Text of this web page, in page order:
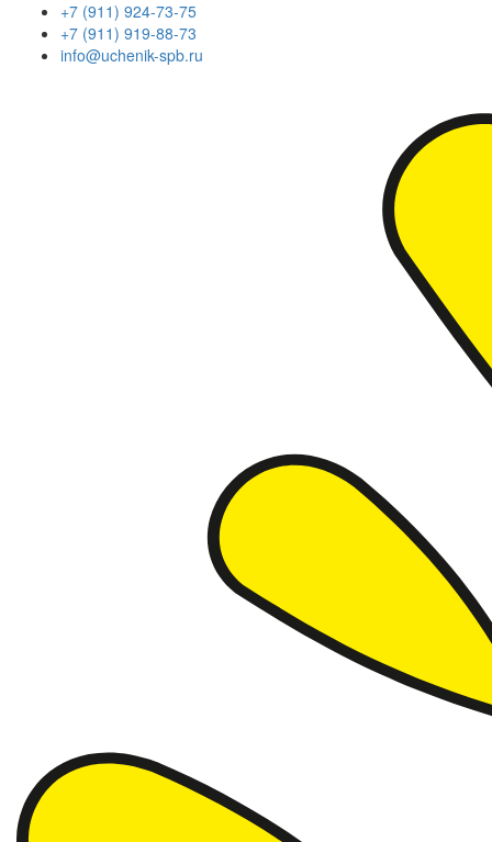
+7 (911) 924-73-75
+7 (911) 919-88-73
info@uchenik-spb.ru